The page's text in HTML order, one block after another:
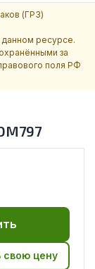
(ГРЗ)
данном ресурсе.
за
поля РФ
цену